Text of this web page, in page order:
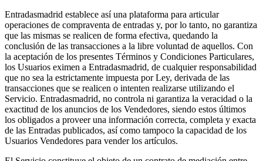
Entradasmadrid establece así una plataforma para articular
operaciones de compraventa de entradas y, por lo tanto, no garantiza
que las mismas se realicen de forma efectiva, quedando la
conclusión de las transacciones a la libre voluntad de aquellos. Con
la aceptación de los presentes Términos y Condiciones Particulares,
los Usuarios eximen a Entradasmadrid, de cualquier responsabilidad
que no sea la estrictamente impuesta por Ley, derivada de las
transacciones que se realicen o intenten realizarse utilizando el
Servicio. Entradasmadrid, no controla ni garantiza la veracidad o la
exactitud de los anuncios de los Vendedores, siendo estos últimos
los obligados a proveer una información correcta, completa y exacta
de las Entradas publicados, así como tampoco la capacidad de los
Usuarios Vendedores para vender los artículos.